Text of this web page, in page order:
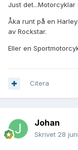
Just
Åka runt på en
av Rockstar.
Eller en
Citera
Johan
Skrivet 28